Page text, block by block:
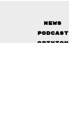
News
Podcast
Opinion